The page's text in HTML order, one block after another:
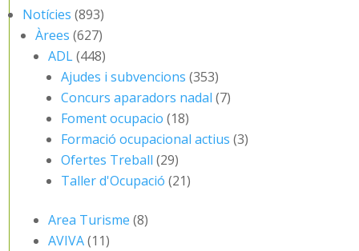
Notícies (893)
Àrees (627)
ADL(448)
Ajudes i subvencions (353)
Concurs aparadors nadal (7)
Foment ocupacio (18)
Formació ocupacional actius (3)
Ofertes Treball (29)
Taller d'Ocupació (21)
Area Turisme (8)
AVIVA(11)